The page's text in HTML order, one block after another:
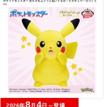
2026年8月 4日～登場